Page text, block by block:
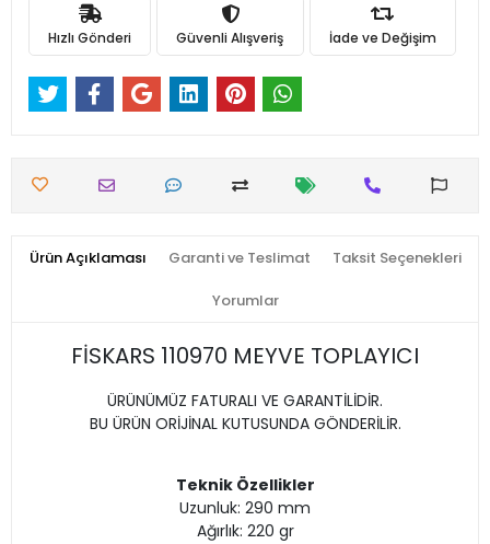
Hızlı Gönderi Güvenli Alışveriş İade ve Değişim
Ürün Açıklaması Garanti ve Teslimat Taksit Seçenekleri
Yorumlar
FİSKARS 110970 MEYVE TOPLAYICI
ÜRÜNÜMÜZ FATURALI VE GARANTİLİDİR.
BU ÜRÜN ORİJİNAL KUTUSUNDA GÖNDERİLİR.
Teknik Özellikler
Uzunluk: 290 mm
Ağırlık: 220 gr